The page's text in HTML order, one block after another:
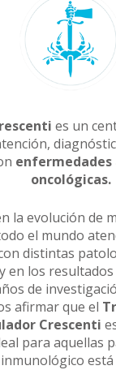
es un
oncológicas.
la evolución de
el mundo
distintas
en los
de
afirmar que el
Crescenti
para aquellas